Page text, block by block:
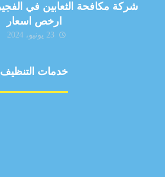
ارخص اسعار
23 يونيو، 2024
خدمات التنظيف